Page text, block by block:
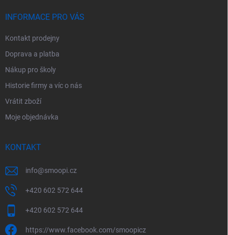
INFORMACE PRO VÁS
Kontakt prodejny
Doprava a platba
Nákup pro školy
Historie firmy a víc o nás
Vrátit zboží
Moje objednávka
KONTAKT
info@smoopi.cz
+420 602 572 644
+420 602 572 644
https://www.facebook.com/smoopicz